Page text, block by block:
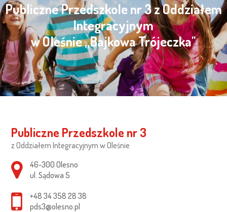
Publiczne Przedszkole nr 3 z Oddziałem
Integracyjnym
w Oleśnie „Bajkowa Trójeczka"
Publiczne Przedszkole nr 3
z Oddziałem Integracyjnym w Oleśnie
Adres pocztowy:
46-300 Olesno
ul. Sądowa 5
+48 34 358 28 38
pds3@olesno.pl